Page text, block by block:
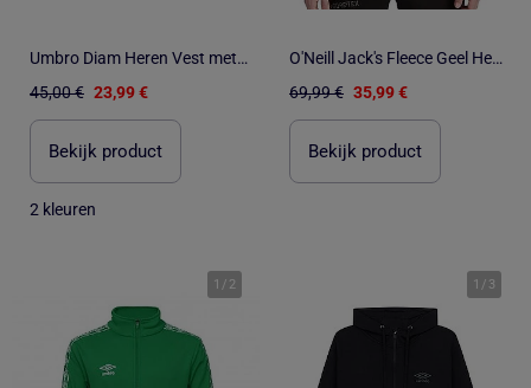
Umbro Diam Heren Vest met Rits - Blauw 647770
45,00 € 23,99 €
Bekijk product
2 kleuren
O'Neill Jack's Fleece Geel Heren Vest met Rits
69,99 € 35,99 €
Bekijk product
1 / 2 1 / 3